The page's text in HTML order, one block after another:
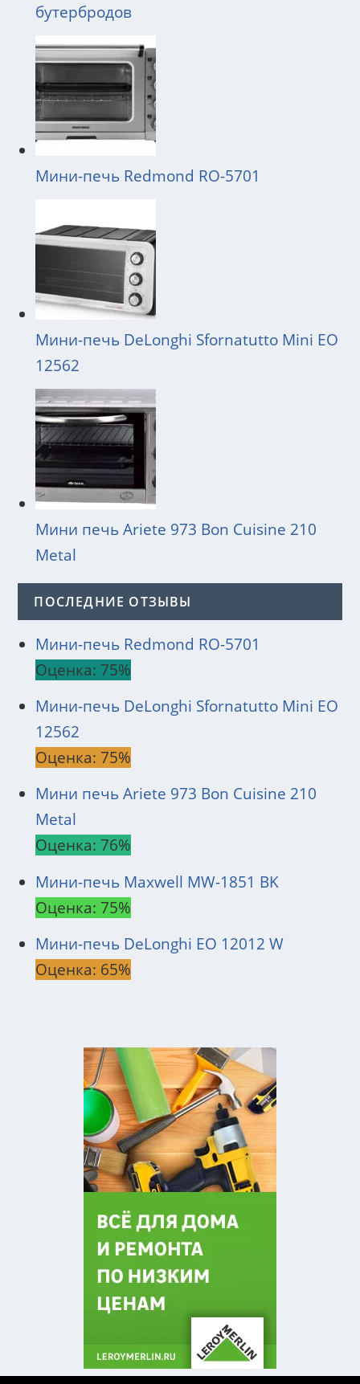
бутербродов
Мини-печь Redmond RO-5701
Мини-печь DeLonghi Sfornatutto Mini EO
12562
Мини печь Ariete 973 Bon Cuisine 210
Metal
ПОСЛЕДНИЕ ОТЗЫВЫ
Мини-печь Redmond RO-5701
Оценка: 75%
Мини-печь DeLonghi Sfornatutto Mini EO
12562
Оценка: 75%
Мини печь Ariete 973 Bon Cuisine 210
Metal
Оценка: 76%
Мини-печь Maxwell MW-1851 BK
Оценка: 75%
Мини-печь DeLonghi EO 12012 W
Оценка: 65%